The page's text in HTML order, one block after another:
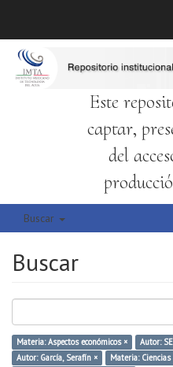
Este
captar,
del
Buscar
Buscar
Materia: Aspectos económicos ×
Autor:
Autor: García, Serafín ×
Materia: Ciencias